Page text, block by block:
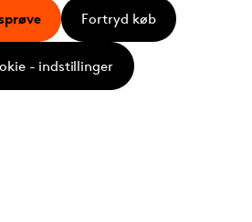
Fortryd køb
- indstillinger